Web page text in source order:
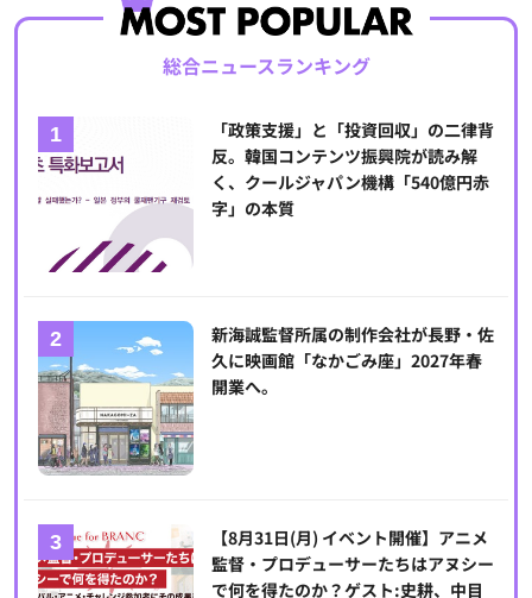
総合ニュースランキング
「政策支援」と「投資回収」の二律背
反。韓国コンテンツ振興院が読み解
く、クールジャパン機構「540億円赤
字」の本質
新海誠監督所属の制作会社が長野・佐
久に映画館「なかごみ座」2027年春
開業へ。
【8月31日(月) イベント開催】アニメ
監督・プロデューサーたちはアヌシー
で何を得たのか？ゲスト:史耕、中目